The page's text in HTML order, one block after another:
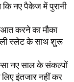
नए पैकेज में पुरानी
करने का मौका
स्लेट के साथ शुरू
नए साल के संकल्पों
इंतजार नहीं कर